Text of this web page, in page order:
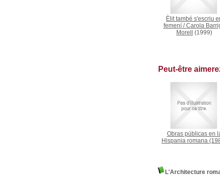
Èlit també s'escriu
femení/Carola
Morell
(1999)
Peut-être
Obras públicas en
Hispania romana
L'Architecture